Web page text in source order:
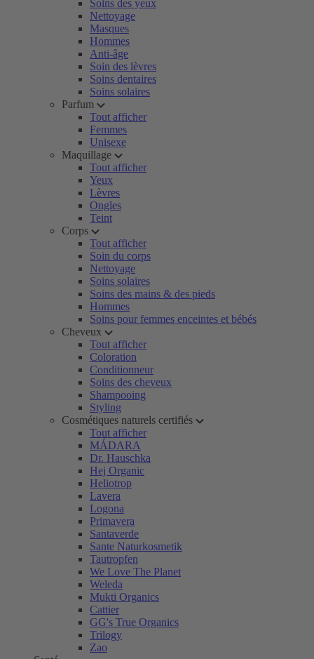
Soins des yeux
Nettoyage
Masques
Hommes
Anti-âge
Soin des lèvres
Soins dentaires
Soins solaires
Parfum
Tout afficher
Femmes
Unisexe
Maquillage
Tout afficher
Yeux
Lèvres
Ongles
Teint
Corps
Tout afficher
Soin du corps
Nettoyage
Soins solaires
Soins des mains & des pieds
Hommes
Soins pour femmes enceintes et bébés
Cheveux
Tout afficher
Coloration
Conditionneur
Soins des cheveux
Shampooing
Styling
Cosmétiques naturels certifiés
Tout afficher
MÁDARA
Dr. Hauschka
Hej Organic
Heliotrop
Lavera
Logona
Primavera
Santaverde
Sante Naturkosmetik
Tautropfen
We Love The Planet
Weleda
Mukti Organics
Cattier
GG's True Organics
Trilogy
Zao